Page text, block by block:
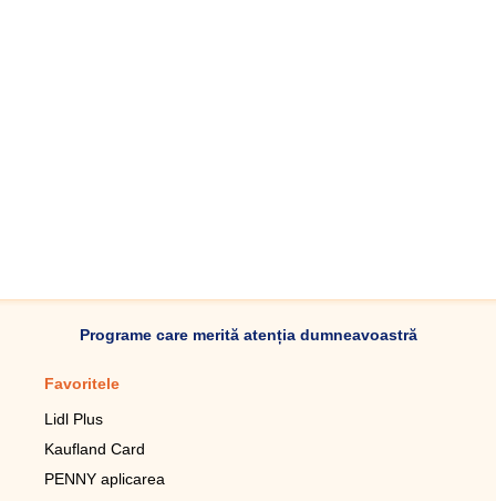
Programe care merită atenția dumneavoastră
Favoritele
Lidl Plus
Kaufland Card
PENNY aplicarea